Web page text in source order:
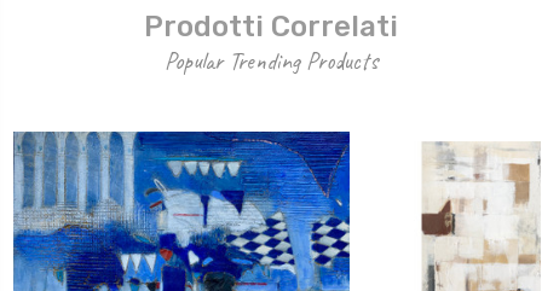
Prodotti Correlati
Popular Trending Products